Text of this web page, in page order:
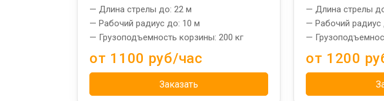
— Длина стрелы до: 22 м
— Рабочий радиус до: 10 м
— Грузоподъемность корзины: 200 кг
от 1100 руб/час
Заказать
— Длина стрелы
— Рабочий радиус
—
от 1200